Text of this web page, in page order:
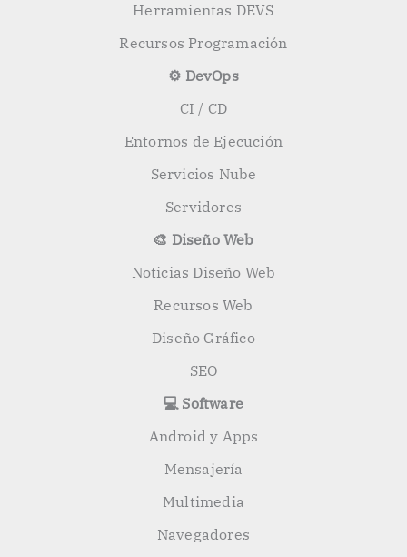
Herramientas DEVS
Recursos Programación
⚙️ DevOps
CI / CD
Entornos de Ejecución
Servicios Nube
Servidores
🎨 Diseño Web
Noticias Diseño Web
Recursos Web
Diseño Gráfico
SEO
💻 Software
Android y Apps
Mensajería
Multimedia
Navegadores